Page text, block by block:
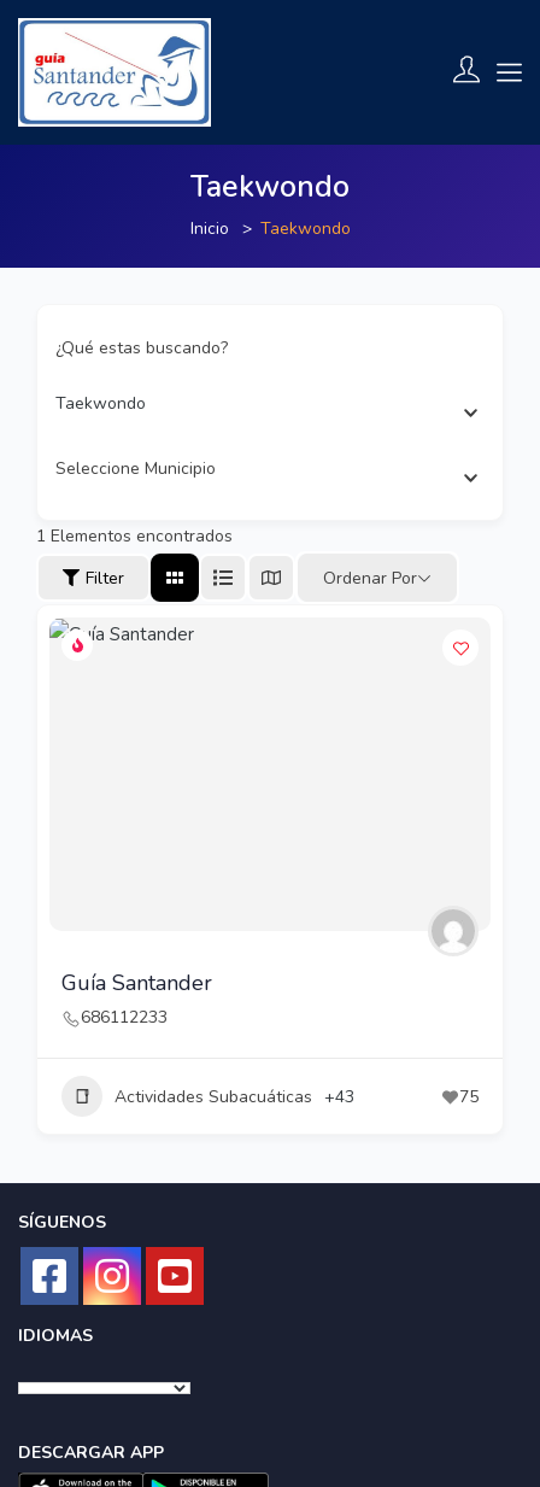
Taekwondo
Inicio Taekwondo
¿Qué estas buscando?
Taekwondo
Seleccione Municipio
1 Elementos encontrados
Filter
Ordenar Por
Guía Santander
686112233
Actividades Subacuáticas +43 75
SÍGUENOS
IDIOMAS
DESCARGAR APP